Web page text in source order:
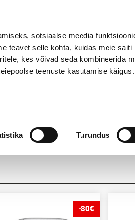
sotsiaalse meedia
teavet selle kohta, kuidas meie saiti
kes võivad seda kombineerida
teenuste kasutamise käigus.
Turundus
-80€